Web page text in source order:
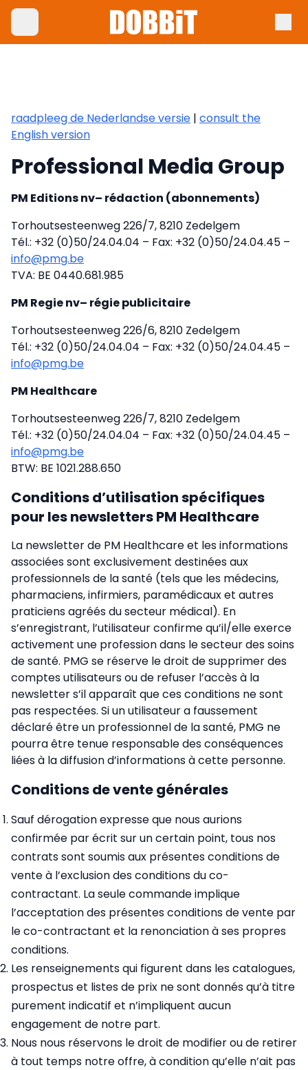
raadpleeg de Nederlandse versie | consult the
English version
Professional Media Group
PM Editions nv– rédaction (abonnements)
Torhoutsesteenweg 226/7, 8210 Zedelgem
Tél.: +32 (0)50/24.04.04 – Fax: +32 (0)50/24.04.45 –
info@pmg.be
TVA: BE 0440.681.985
PM Regie nv– régie publicitaire
Torhoutsesteenweg 226/6, 8210 Zedelgem
Tél.: +32 (0)50/24.04.04 – Fax: +32 (0)50/24.04.45 –
info@pmg.be
PM Healthcare
Torhoutsesteenweg 226/7, 8210 Zedelgem
Tél.: +32 (0)50/24.04.04 – Fax: +32 (0)50/24.04.45 –
info@pmg.be
BTW: BE 1021.288.650
Conditions d’utilisation spécifiques
pour les newsletters PM Healthcare
La newsletter de PM Healthcare et les informations
associées sont exclusivement destinées aux
professionnels de la santé (tels que les médecins,
pharmaciens, infirmiers, paramédicaux et autres
praticiens agréés du secteur médical). En
s’enregistrant, l’utilisateur confirme qu’il/elle exerce
activement une profession dans le secteur des soins
de santé. PMG se réserve le droit de supprimer des
comptes utilisateurs ou de refuser l’accès à la
newsletter s’il apparaît que ces conditions ne sont
pas respectées. Si un utilisateur a faussement
déclaré être un professionnel de la santé, PMG ne
pourra être tenue responsable des conséquences
liées à la diffusion d’informations à cette personne.
Conditions de vente générales
Sauf dérogation expresse que nous aurions
confirmée par écrit sur un certain point, tous nos
contrats sont soumis aux présentes conditions de
vente à l’exclusion des conditions du co-
contractant. La seule commande implique
l’acceptation des présentes conditions de vente par
le co-contractant et la renonciation à ses propres
conditions.
Les renseignements qui figurent dans les catalogues,
prospectus et listes de prix ne sont donnés qu’à titre
purement indicatif et n’impliquent aucun
engagement de notre part.
Nous nous réservons le droit de modifier ou de retirer
à tout temps notre offre, à condition qu’elle n’ait pas